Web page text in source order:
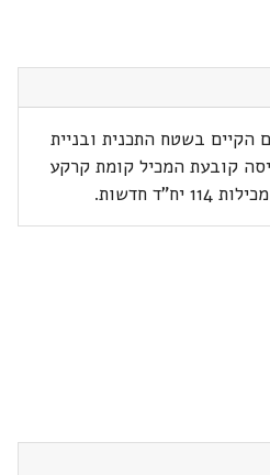
הקיים בשטח התכנית ובניית
מעל כניסה קובעת המכיל קומת קרקע
חדשות.